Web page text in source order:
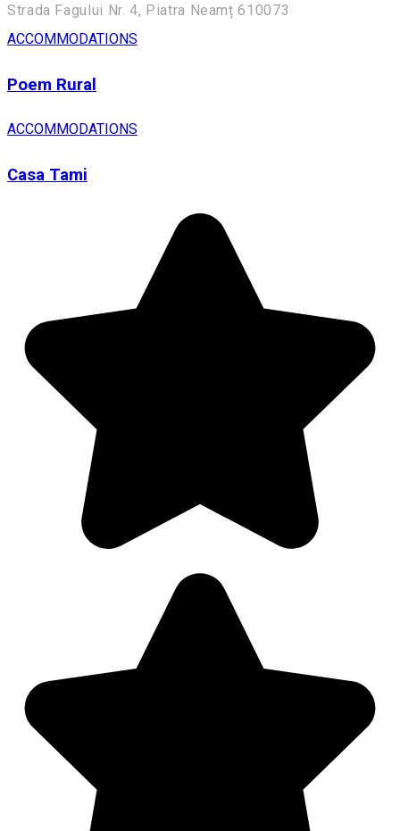
Strada Fagului Nr. 4, Piatra Neamț 610073
ACCOMMODATIONS
Poem Rural
ACCOMMODATIONS
Casa Tami